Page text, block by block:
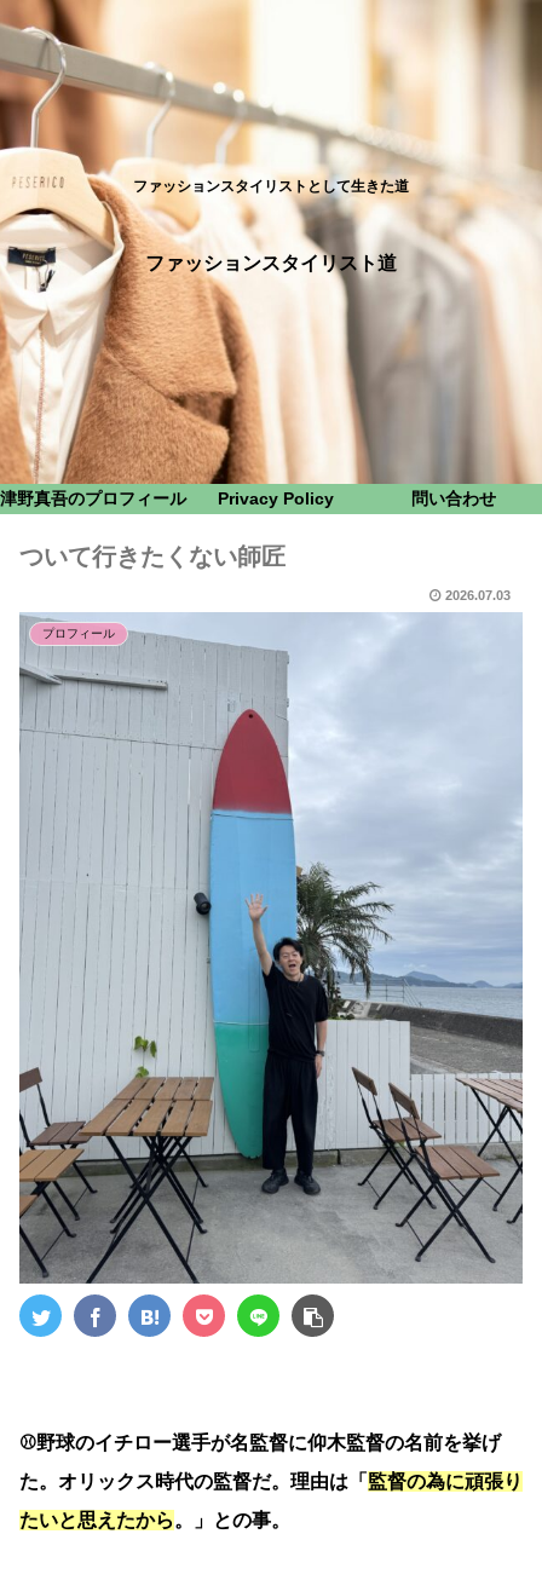
ファッションスタイリストとして生きた道
ファッションスタイリスト道
津野真吾のプロフィール Privacy Policy 問い合わせ
ついて行きたくない師匠
2026.07.03
プロフィール
⚾️野球のイチロー選手が名監督に仰木監督の名前を挙げ
た。オリックス時代の監督だ。理由は「 監督の為に頑張り
たいと思えたから。」との事。